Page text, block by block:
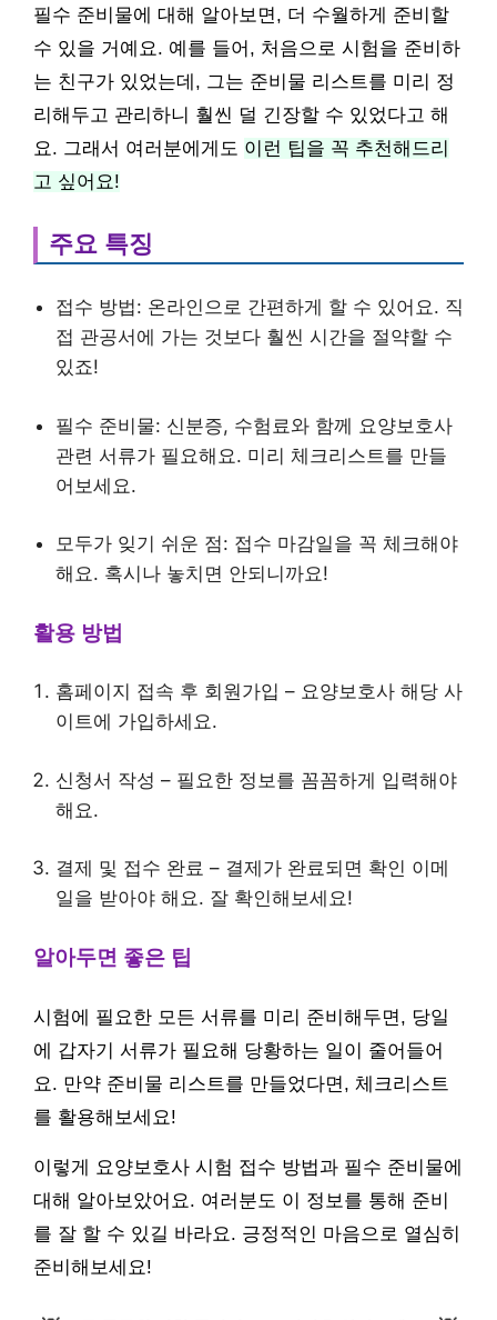
필수 준비물에 대해 알아보면, 더 수월하게 준비할
수 있을 거예요. 예를 들어, 처음으로 시험을 준비하
는 친구가 있었는데, 그는 준비물 리스트를 미리 정
리해두고 관리하니 훨씬 덜 긴장할 수 있었다고 해
요. 그래서 여러분에게도 이런 팁을 꼭 추천해드리
고 싶어요!
주요 특징
접수 방법: 온라인으로 간편하게 할 수 있어요. 직
접 관공서에 가는 것보다 훨씬 시간을 절약할 수
있죠!
필수 준비물: 신분증, 수험료와 함께 요양보호사
관련 서류가 필요해요. 미리 체크리스트를 만들
어보세요.
모두가 잊기 쉬운 점: 접수 마감일을 꼭 체크해야
해요. 혹시나 놓치면 안되니까요!
활용 방법
홈페이지 접속 후 회원가입 – 요양보호사 해당 사
이트에 가입하세요.
신청서 작성 – 필요한 정보를 꼼꼼하게 입력해야
해요.
결제 및 접수 완료 – 결제가 완료되면 확인 이메
일을 받아야 해요. 잘 확인해보세요!
알아두면 좋은 팁
시험에 필요한 모든 서류를 미리 준비해두면, 당일
에 갑자기 서류가 필요해 당황하는 일이 줄어들어
요. 만약 준비물 리스트를 만들었다면, 체크리스트
를 활용해보세요!
이렇게 요양보호사 시험 접수 방법과 필수 준비물에
대해 알아보았어요. 여러분도 이 정보를 통해 준비
를 잘 할 수 있길 바라요. 긍정적인 마음으로 열심히
준비해보세요!